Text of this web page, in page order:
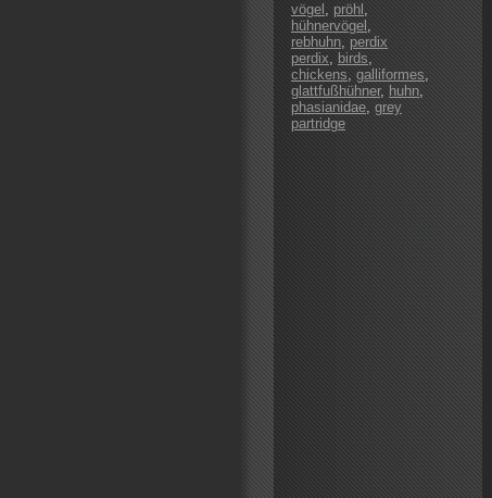
vögel , pröhl ,
hühnervögel ,
rebhuhn, perdix
perdix, birds,
chickens, galliformes,
glattfußhühner, huhn,
phasianidae, grey
partridge